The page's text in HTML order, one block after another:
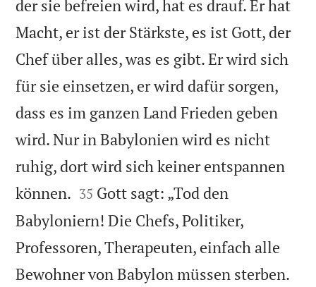
der sie befreien wird, hat es drauf. Er hat
Macht, er ist der Stärkste, es ist Gott, der
Chef über alles, was es gibt. Er wird sich
für sie einsetzen, er wird dafür sorgen,
dass es im ganzen Land Frieden geben
wird. Nur in Babylonien wird es nicht
ruhig, dort wird sich keiner entspannen
können. 

35 Gott sagt: „Tod den
Babyloniern! Die Chefs, Politiker,
Professoren, Therapeuten, einfach alle
Bewohner von Babylon müssen sterben.